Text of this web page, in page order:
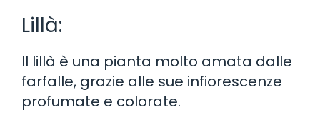
Lillà:
Il lillà è una pianta molto amata dalle
farfalle, grazie alle sue infiorescenze
profumate e colorate.